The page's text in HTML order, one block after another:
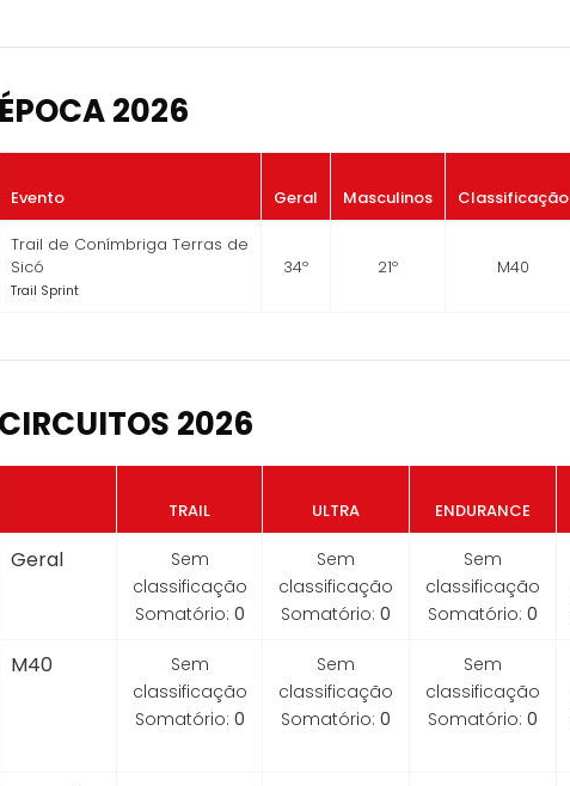
ÉPOCA 2026
Evento Geral Masculinos Classificação
Trail de Conímbriga Terras de
Sicó
Trail Sprint
34º 21º M40
CIRCUITOS 2026
TRAIL ULTRA ENDURANCE
Geral
Sem
classificação
Somatório: 0
Sem
classificação
Somatório: 0
Sem
classificação
Somatório: 0
M40
Sem
classificação
Somatório: 0
Sem
classificação
Somatório: 0
Sem
classificação
Somatório: 0